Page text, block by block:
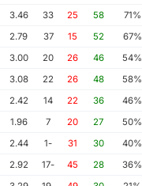
71%
58
25
33
3.46
67%
52
15
37
2.79
54%
46
26
20
3.00
58%
48
26
22
3.08
46%
36
22
14
2.42
50%
27
20
7
1.96
40%
30
31
-1
2.44
36%
28
45
-17
2.92